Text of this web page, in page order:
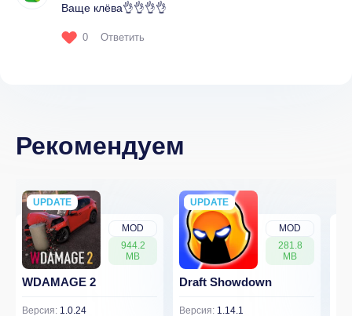
Ваще клёва👌👌👌👌
0 Ответить
Рекомендуем
MOD
944.2
MB
UPDATE
NEW
WDAMAGE 2
Версия: 1.0.24
MOD
281.8
MB
UPDATE
NEW
Draft Showdown
Версия: 1.14.1